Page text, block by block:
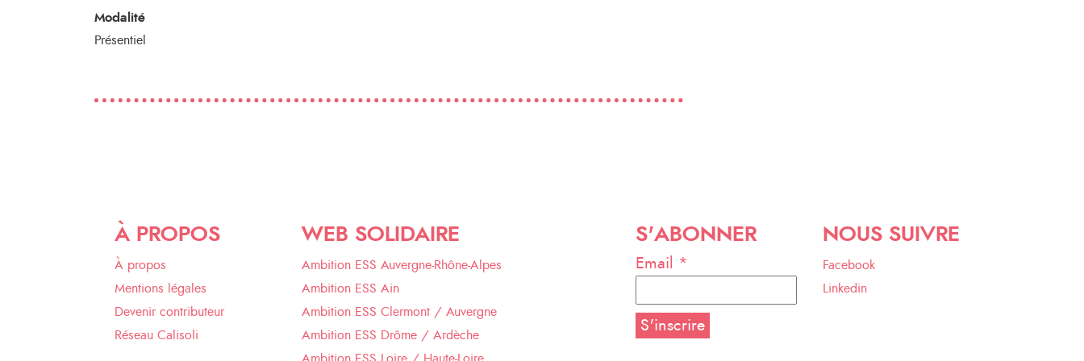
Modalité
Présentiel
À PROPOS
À propos
Mentions légales
Devenir contributeur
Réseau Calisoli
WEB SOLIDAIRE
Ambition ESS Auvergne-Rhône-Alpes
Ambition ESS Ain
Ambition ESS Clermont / Auvergne
Ambition ESS Drôme / Ardèche
S'ABONNER
Email *
NOUS SUIVRE
Facebook
Linkedin